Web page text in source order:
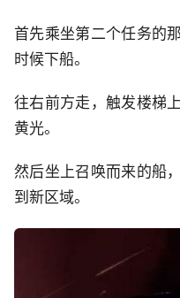
首先乘坐第二个任务的
时候下船。
往右前方走，触发楼梯
黄光。
然后坐上召唤而来的船
到新区域。